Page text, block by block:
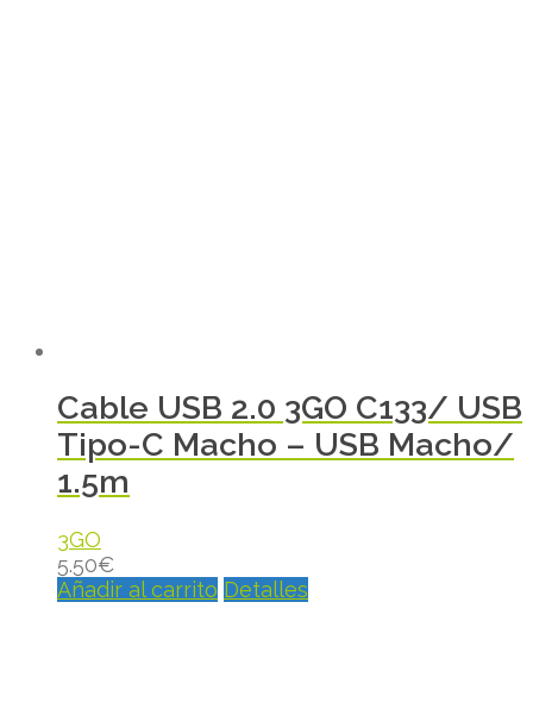
Cable USB 2.0 3GO C133/ USB
Tipo-C Macho – USB Macho/
1.5m
3GO
5.50€
Añadir al carrito Detalles